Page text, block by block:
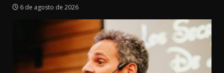
6 de agosto de 2026